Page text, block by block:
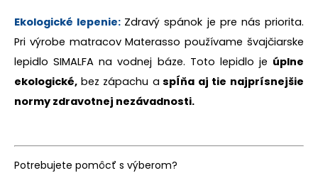
Ekologické lepenie: Zdravý spánok je pre nás priorita.
Pri výrobe matracov Materasso používame švajčiarske
lepidlo SIMALFA na vodnej báze. Toto lepidlo je úplne
ekologické, bez zápachu a spĺňa aj tie najprísnejšie
normy zdravotnej nezávadnosti.
Potrebujete pomôcť s výberom?